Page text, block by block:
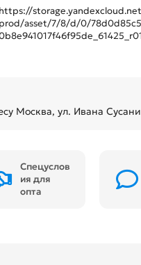
https://
prod/asset/7/8/d/0/
Москва, ул. Ивана
Спецуслов
ия для
опта